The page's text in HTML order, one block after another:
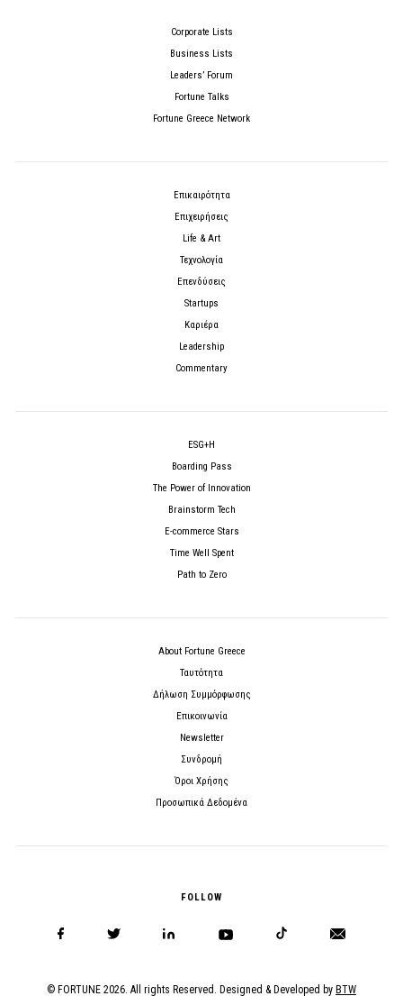
Corporate Lists
Business Lists
Leaders’ Forum
Fortune Talks
Fortune Greece Network
Επικαιρότητα
Επιχειρήσεις
Life & Art
Τεχνολογία
Επενδύσεις
Startups
Καριέρα
Leadership
Commentary
ESG+H
Boarding Pass
The Power of Innovation
Brainstorm Tech
E-commerce Stars
Time Well Spent
Path to Zero
About Fortune Greece
Ταυτότητα
Δήλωση Συμμόρφωσης
Επικοινωνία
Newsletter
Συνδρομή
Όροι Χρήσης
Προσωπικά Δεδομένα
FOLLOW
© FORTUNE 2026. All rights Reserved. Designed & Developed by BTW